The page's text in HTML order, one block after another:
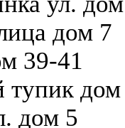
дом 7
39-41
дом 5